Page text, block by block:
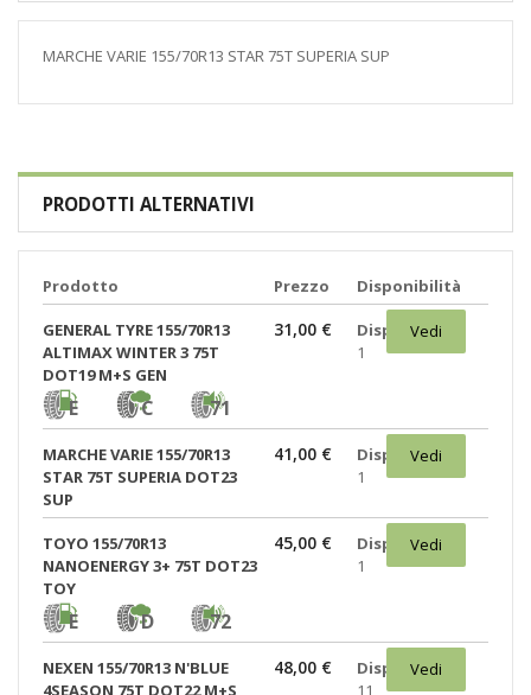
MARCHE VARIE 155/70R13 STAR 75T SUPERIA SUP
PRODOTTI ALTERNATIVI
Prodotto Prezzo Disponibilità
GENERAL TYRE 155/70R13
ALTIMAX WINTER 3 75T
DOT19 M+S GEN
E C 71
31,00 €
Disponibili:
1
Vedi
MARCHE VARIE 155/70R13
STAR 75T SUPERIA DOT23
SUP
41,00 €
Disponibili:
1
Vedi
TOYO 155/70R13
NANOENERGY 3+ 75T DOT23
TOY
E D 72
45,00 €
Disponibili:
1
Vedi
NEXEN 155/70R13 N'BLUE
4SEASON 75T DOT22 M+S
48,00 €
Disponibili:
11
Vedi